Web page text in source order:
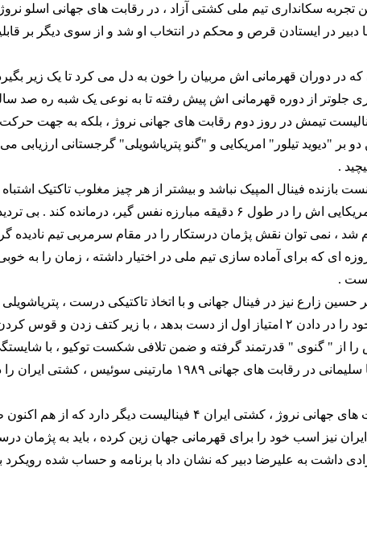
تجربه سکانداری تیم ملی کشتی آزاد ، در رقابت های جهانی اسلو
در ایستادن قرص و محکم در انتخاب او شد و از سوی دیگر بر قابلیت
جهان در رقابت های ۱۹۹۸ تهران که در دوران قهرمانی اش مربیان را خون به دل می کرد
جلوتر از دوره قهرمانی اش پیش رفته تا به نوعی یک شبه ره صد
پژمان درستکار را نه به جهت ۴ فینالیست تیمش در روز دوم رقابت های جهانی نروژ ،
بر "دیوید تیلور" امریکایی و "گنو پتریاشویلی" گرجستانی ارزیابی
.
بازنده فینال المپیک نباشد و بیشتر از هر چیز مغلوب تاکتیک اشتباه
همان ابتدا بر تیلور یورش برد تا گربه سیاه امریکایی اش را در طول ۶ دقیقه
، نمی توان نقش پژمان درستکار را در مقام سرمربی تیم نادیده
که به خوبی نشان داد در فرصت ۴۰ روزه ای که برای آماده سازی تیم ملی در اختیار داشته ،
است .
حسین زارع نیز در فینال جهانی و با اتخاذ تاکتیکی درست ،
استیصال وا داشت تا بدون آنکه خونسردی خود را در دادن ۲ امتیاز اول از دست
۹ امتیاز پیروزی بخش را از " گنوی " قدرتمند گرفته و ضمن تلافی شکست توکیو ،
پس از ۳۲ سال بعد از طلای مرحوم علیرضا سلیمانی در رقابت های
نیز اسب خود را برای قهرمانی جهان زین کرده ، باید به پژمان
داشت به علیرضا دبیر که نشان داد با برنامه و حساب شده رویکرد